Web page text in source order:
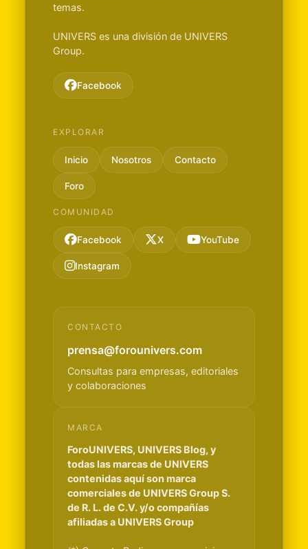
temas.
UNIVERS es una división de UNIVERS
Group.
Facebook
EXPLORAR
Inicio Nosotros Contacto
Foro
COMUNIDAD
Facebook X YouTube
Instagram
CONTACTO
prensa@forounivers.com
Consultas para empresas, editoriales
y colaboraciones
MARCA
ForoUNIVERS, UNIVERS Blog, y
todas las marcas de UNIVERS
contenidas aquí son marca
comerciales de UNIVERS Group S.
de R. L. de C.V. y/o compañías
afiliadas a UNIVERS Group